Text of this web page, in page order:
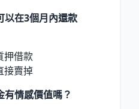
以在3個月內還款
押借款
接賣掉
有情感價值嗎？